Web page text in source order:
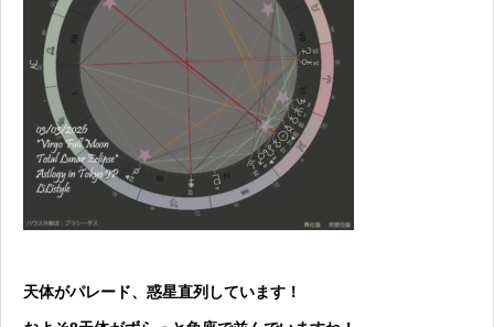
天体がパレード、惑星直列しています！